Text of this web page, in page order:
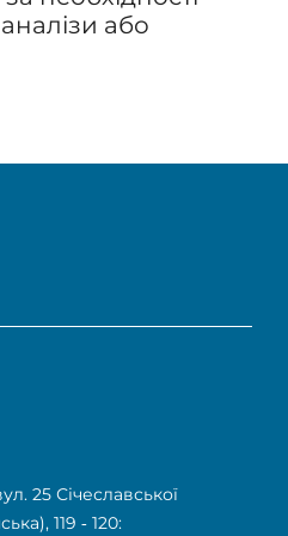
або
25 Січеславської
119 ‑ 120: